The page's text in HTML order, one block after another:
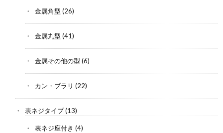
金属角型 (26)
金属丸型 (41)
金属その他の型 (6)
カン・ブラリ (22)
表ネジタイプ(13)
表ネジ座付き (4)